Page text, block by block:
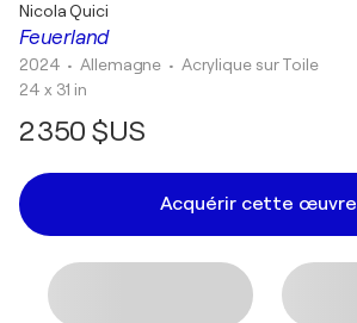
Feuerland
Nicola Quici
2024 • Allemagne • Acrylique sur Toile
24 x 31 in
2 350 $US
Acquérir cette œuvre